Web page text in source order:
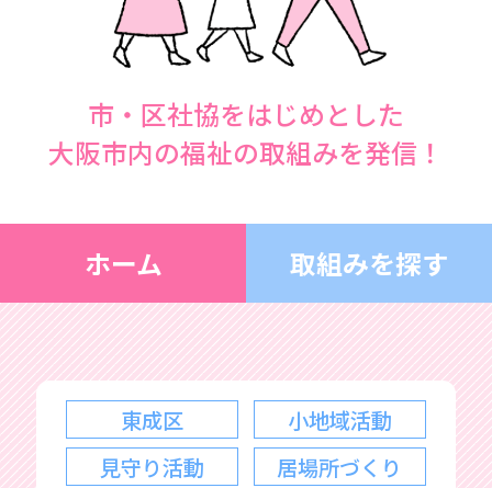
市・区社協をはじめとした
大阪市内の福祉の取組みを発信！
ホーム 取組みを探す
東成区
小地域活動
見守り活動
居場所づくり